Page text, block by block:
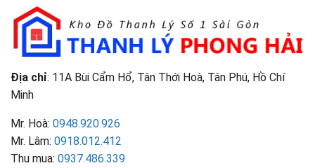
Điểm
Nhận
Biết
Địa chỉ: 11A Bùi Cẩm Hổ, Tân Thới Hoà, Tân Phú, Hồ Chí
Minh
Mr. Hoà: 0948.920.926
Mr. Lâm: 0918.012.412
Thu mua: 0937.486.339